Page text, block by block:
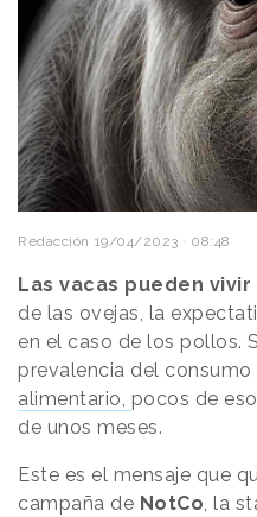
Redacción 19/04/2023 · 08:48
Las vacas pueden
de las ovejas, la
en el caso de los pollos.
prevalencia del consumo
alimentario, pocos de
de unos meses.
Este es el mensaje que
campaña de NotCo, la